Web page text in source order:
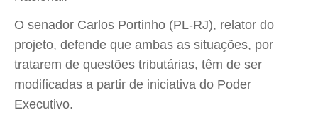
O senador Carlos Portinho (PL-RJ), relator do
projeto, defende que ambas as situações, por
tratarem de questões tributárias, têm de ser
modificadas a partir de iniciativa do Poder
Executivo.